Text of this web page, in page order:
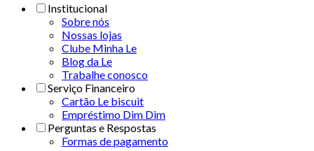
Institucional
Sobre nós
Nossas lojas
Clube Minha Le
Blog da Le
Trabalhe conosco
Serviço Financeiro
Cartão Le biscuit
Empréstimo Dim Dim
Perguntas e Respostas
Formas de pagamento